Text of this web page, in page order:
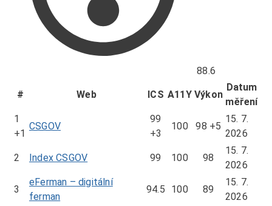
88.6
# Web ICS A11Y Výkon
Datum
měření
1
+1
CSGOV
99
+3
100 98 +5
15. 7.
2026
2 Index CSGOV 99 100 98
15. 7.
2026
3
eFerman – digitální
ferman
94.5 100 89
15. 7.
2026